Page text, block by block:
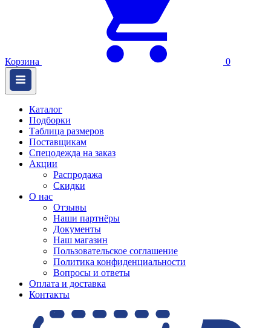
Корзина 0
Каталог
Подборки
Таблица размеров
Поставщикам
Спецодежда на заказ
Акции
Распродажа
Скидки
О нас
Отзывы
Наши партнёры
Документы
Наш магазин
Пользовательское соглашение
Политика конфиденциальности
Вопросы и ответы
Оплата и доставка
Контакты